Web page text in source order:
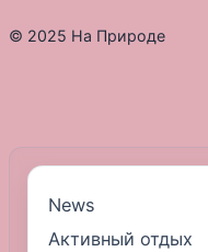
© 2025 На Природе
News
Активный отдых